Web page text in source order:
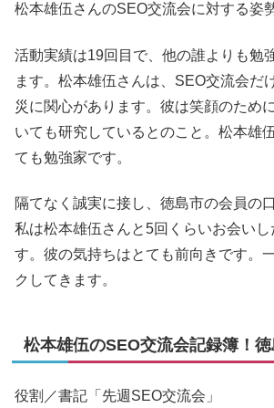
松本雄伍さんのSEO交流会に対する姿
活動実績は19回目で、他の誰よりも勉
ます。松本雄伍さんは、SEO交流会だ
災に関心があります。彼は笑顔のため
いても研究しているとのこと。松本雄
ても勉強家です。
隔てなく誠実に接し、徳島市の会員の
私は松本雄伍さんと5回くらいお会いし
す。彼の気持ちはとても前向きです。
クしてきます。
松本雄伍のSEO交流会記録簿！
役割／書記「先週SEO交流会」